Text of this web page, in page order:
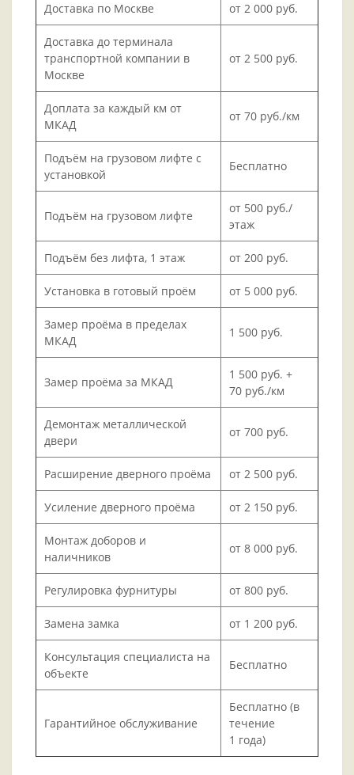
Доставка по Москве от 2 000 руб.
Доставка до терминала
транспортной компании в
Москве
от 2 500 руб.
Доплата за каждый км от
МКАД
от 70 руб./км
Подъём на грузовом лифте с
установкой
Бесплатно
Подъём на грузовом лифте
от 500 руб./
этаж
Подъём без лифта, 1 этаж от 200 руб.
Установка в готовый проём от 5 000 руб.
Замер проёма в пределах
МКАД
1 500 руб.
Замер проёма за МКАД
1 500 руб. +
70 руб./км
Демонтаж металлической
двери
от 700 руб.
Расширение дверного проёма от 2 500 руб.
Усиление дверного проёма от 2 150 руб.
Монтаж доборов и
наличников
от 8 000 руб.
Регулировка фурнитуры от 800 руб.
Замена замка от 1 200 руб.
Консультация специалиста на
объекте
Бесплатно
Гарантийное обслуживание
Бесплатно (в
течение
1 года)